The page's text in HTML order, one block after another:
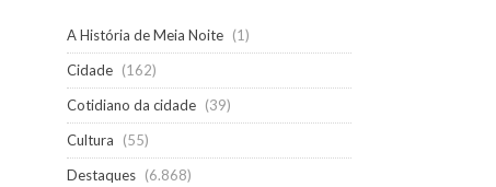
A História de Meia Noite (1)
Cidade (162)
Cotidiano da cidade (39)
Cultura
(55)
Destaques (6.868)